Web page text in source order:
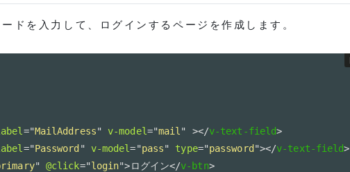
ドを入力して、ログインするページを作成します。
="MailAddress" v-model="mail " ></v-text-field>
="Password" v-model="pass" type="password"></v-text-field>
" @click="login">ログイン</v-btn>